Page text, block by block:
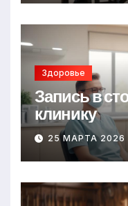
Здоровье
Запись в
клинику
25 МАРТА 2026